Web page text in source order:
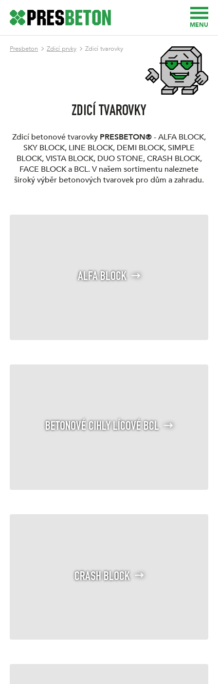
MENU
Presbeton Zdicí prvky Zdicí tvarovky
ZDICÍ TVAROVKY
Zdicí betonové tvarovky PRESBETON®- ALFA BLOCK,
SKY BLOCK, LINE BLOCK, DEMI BLOCK, SIMPLE
BLOCK, VISTA BLOCK, DUO STONE, CRASH BLOCK,
FACE BLOCK a BCL. V našem sortimentu naleznete
široký výběr betonových tvarovek pro dům a zahradu.
ALFA BLOCK
BETONOVÉ CIHLY LÍCOVÉ BCL
CRASH BLOCK